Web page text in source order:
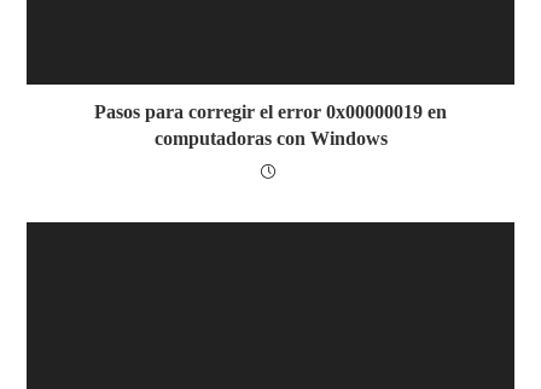
Pasos para corregir el error 0x00000019 en
computadoras con Windows